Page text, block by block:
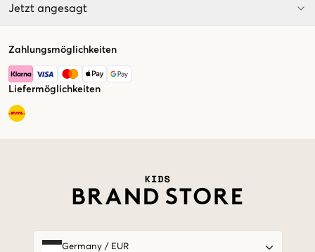
Jetzt angesagt
Zahlungsmöglichkeiten
Liefermöglichkeiten
Germany/ EUR